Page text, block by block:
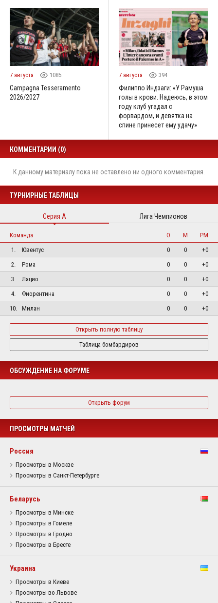
7 августа 1085
Campagna Tesseramento
2026/2027
7 августа 394
Филиппо Индзаги: «У Рамуша
голы в крови. Надеюсь, в этом
году клуб угадал с
форвардом, и девятка на
спине принесет ему удачу»
КОММЕНТАРИИ (0)
К данному материалу пока не оставлено ни одного комментария.
ТУРНИРНЫЕ ТАБЛИЦЫ
Серия А Лига Чемпионов
Команда О М
РМ
1.
Ювентус 0 0
+0
2.
Рома 0 0
+0
3.
Лацио 0 0
+0
4.
Фиорентина 0 0
+0
10.
Милан 0 0 +0
Открыть полную таблицу
Таблица бомбардиров
ОБСУЖДЕНИЕ НА ФОРУМЕ
Открыть форум
ПРОСМОТРЫ МАТЧЕЙ
Россия
Просмотры в Москве
Просмотры в Санкт-Петербурге
Беларусь
Просмотры в Минске
Просмотры в Гомеле
Просмотры в Гродно
Просмотры в Бресте
Украина
Просмотры в Киеве
Просмотры во Львове